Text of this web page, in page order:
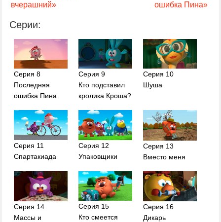
вчерашний»
ошибка Пина»
Серии:
Серия 8
Последняя
ошибка Пина
Серия 9
Кто подставил
кролика Кроша?
Серия 10
Шуша
Серия 11
Спартакиада
Серия 12
Упаковщики
Серия 13
Вместо меня
Серия 14
Массы и
Серия 15
Кто смеется
Серия 16
Дикарь